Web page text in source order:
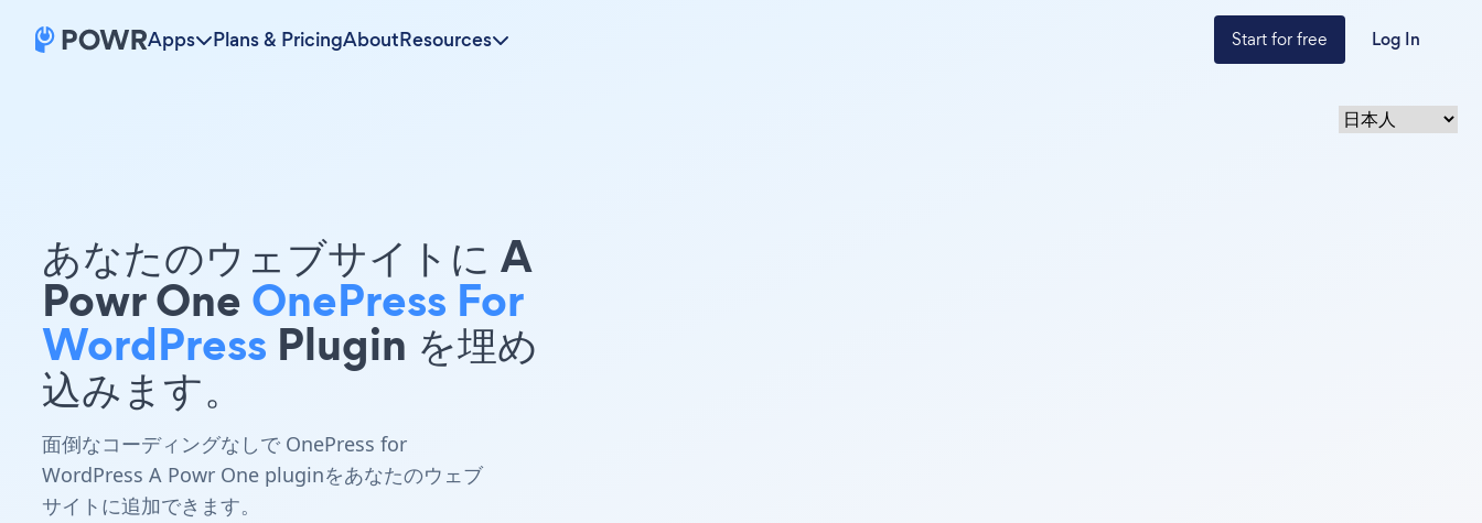
Apps Plans & PricingAboutResources Start for free Log In
あなたのウェブサイトに A
Powr OneOnePress For
WordPress Plugin を埋め
込みます。
面倒なコーディングなしで OnePress for
WordPress A Powr One pluginをあなたのウェブ
サイトに追加できます。